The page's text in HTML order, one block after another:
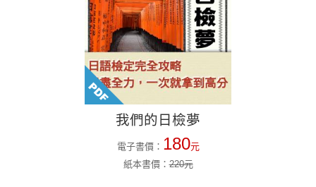
我們的日檢夢
電子書價： 180元
紙本書價：220元